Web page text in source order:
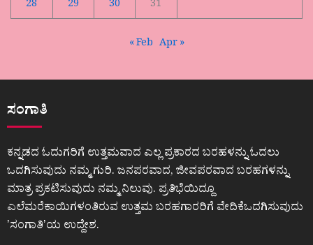
28
29 30 31
« Feb Apr »
ಸಂಗಾತಿ
ಕನ್ನಡದ ಓದುಗರಿಗೆ ಉತ್ತಮವಾದ ಎಲ್ಲ ಪ್ರಕಾರದ ಬರಹಳನ್ನು ಓದಲು
ಒದಗಿಸುವುದು ನಮ್ಮ ಗುರಿ. ಜನಪರವಾದ, ಜೀವಪರವಾದ ಬರಹಗಳನ್ನು
ಮಾತ್ರ ಪ್ರಕಟಿಸುವುದು ನಮ್ಮ ನಿಲುವು. ಪ್ರತಿಭೆಯಿದ್ದೂ
ಎಲೆಮರೆಕಾಯಿಗಳಂತಿರುವ ಉತ್ತಮ ಬರಹಗಾರರಿಗೆ ವೇದಿಕೆಒದಗಿಸುವುದು
ʼಸಂಗಾತಿʼಯ ಉದ್ದೇಶ.